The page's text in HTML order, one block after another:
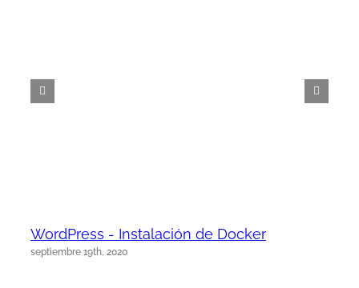
WordPress - Instalación de Docker
septiembre 19th, 2020